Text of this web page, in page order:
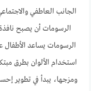
الجانب العاطفي
الرسومات أن يصبح
الرسومات يساعد الأطفال
استخدام الألوان بطرق
ومزجها، يبدأ في تطوير